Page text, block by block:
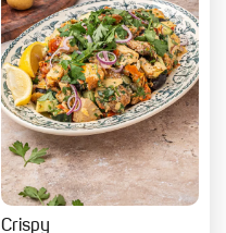
Crispy